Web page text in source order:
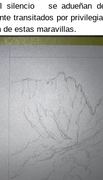
silencio se adueñan
transitados por
de estas maravillas.